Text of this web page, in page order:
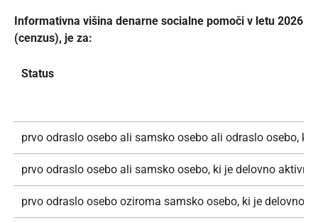
Informativna višina denarne socialne pomoči v letu 2026
(cenzus), je za:
Status
prvo odraslo osebo ali samsko osebo ali odraslo osebo, ki
prvo odraslo osebo ali samsko osebo, ki je delovno
prvo odraslo osebo oziroma samsko osebo, ki je delovno